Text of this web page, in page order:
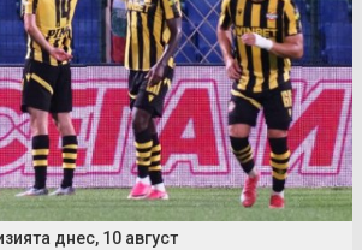
днес, 10 август